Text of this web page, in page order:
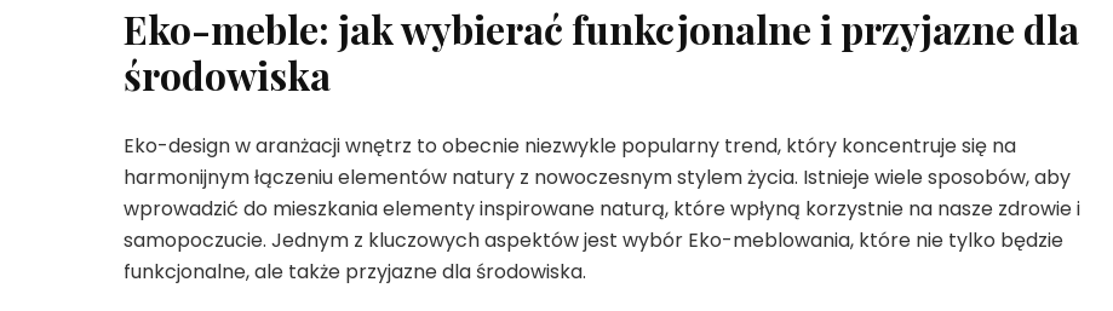
Eko-meble: jak wybierać funkcjonalne i przyjazne dla
środowiska
Eko-design w aranżacji wnętrz to obecnie niezwykle popularny trend, który koncentruje się na
harmonijnym łączeniu elementów natury z nowoczesnym stylem życia. Istnieje wiele sposobów, aby
wprowadzić do mieszkania elementy inspirowane naturą, które wpłyną korzystnie na nasze zdrowie i
samopoczucie. Jednym z kluczowych aspektów jest wybór Eko-meblowania, które nie tylko będzie
funkcjonalne, ale także przyjazne dla środowiska.